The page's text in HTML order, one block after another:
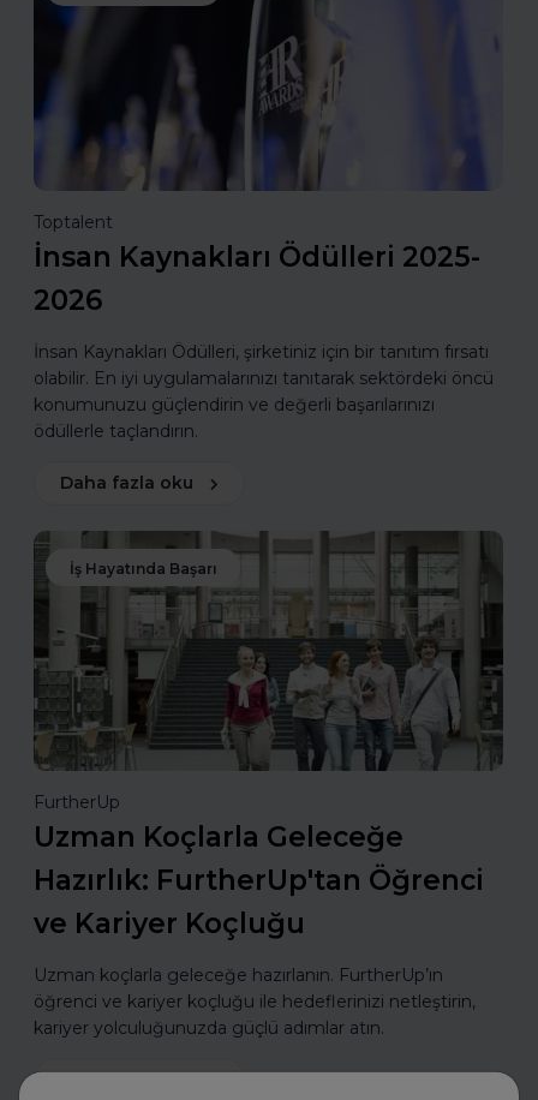
Toptalent
İnsan Kaynakları Ödülleri 2025-
2026
İnsan Kaynakları Ödülleri, şirketiniz için bir tanıtım fırsatı
olabilir. En iyi uygulamalarınızı tanıtarak sektördeki öncü
konumunuzu güçlendirin ve değerli başarılarınızı
ödüllerle taçlandırın.
Daha fazla oku
İş Hayatında Başarı
FurtherUp
Uzman Koçlarla Geleceğe
Hazırlık: FurtherUp'tan Öğrenci
ve Kariyer Koçluğu
Uzman koçlarla geleceğe hazırlanın. FurtherUp’ın
öğrenci ve kariyer koçluğu ile hedeflerinizi netleştirin,
kariyer yolculuğunuzda güçlü adımlar atın.
Daha fazla oku